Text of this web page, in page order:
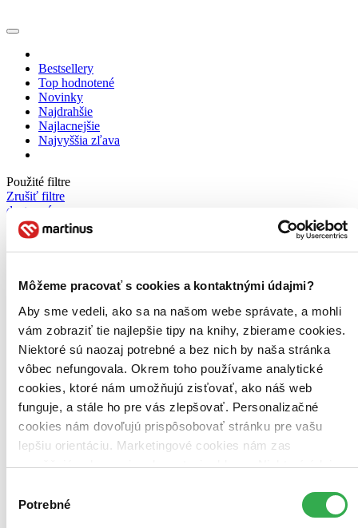
Môžeme pracovať s cookies a kontaktnými údajmi?
Aby sme vedeli, ako sa na našom webe správate, a mohli
vám zobraziť tie najlepšie tipy na knihy, zbierame cookies.
Niektoré sú naozaj potrebné a bez nich by naša stránka
vôbec nefungovala. Okrem toho používame analytické
cookies, ktoré nám umožňujú zisťovať, ako náš web
funguje, a stále ho pre vás zlepšovať. Personalizačné
cookies nám dovoľujú prispôsobovať stránku pre vašu
lepšiu orientáciu. Marketingové cookies nám zas
umožňujú zobrazenie relevantnej reklamy. Niektoré údaje
keby sme mohli používať všetky tieto cookies. Ďakujeme!
súhlasu
Potrebné
Bestsellery
Top hodnotené
Novinky
Najdrahšie
Najlacnejšie
Najvyššia zľava
Použité filtre
Zrušiť filtre
dostupné